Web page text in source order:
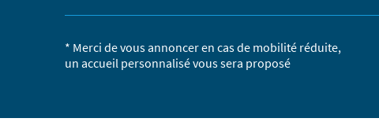
* Merci de vous annoncer en cas de mobilité réduite,
un accueil personnalisé vous sera proposé